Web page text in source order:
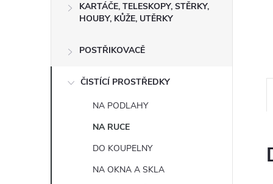
l
KARTÁČE, TELESKOPY, STĚRKY,
HOUBY, KŮŽE, UTĚRKY
POSTŘIKOVACĚ
ČISTÍCÍ PROSTŘEDKY
NA PODLAHY
NA RUCE
DO KOUPELNY
NA OKNA A SKLA